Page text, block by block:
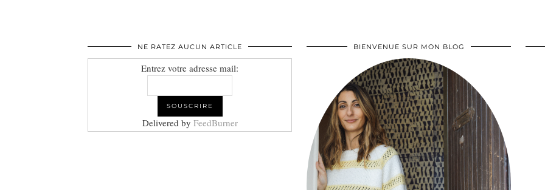
NE RATEZ AUCUN ARTICLE
Entrez votre adresse mail:
Delivered by FeedBurner
BIENVENUE SUR MON BLOG